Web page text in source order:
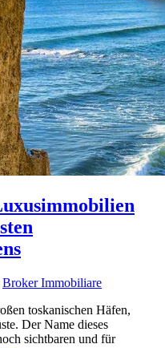
Broker Immobiliare
toskanischen Häfen,
Der Name dieses
sichtbaren und für